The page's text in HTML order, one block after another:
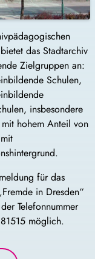
das Stadtarchiv
Zielgruppen an:
Schulen,
insbesondere
hohem Anteil von
für das
in Dresden“
Telefonnummer
möglich.